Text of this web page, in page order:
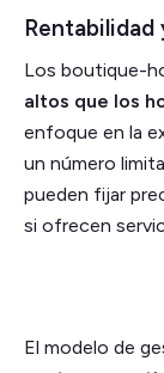
Rentabilidad
Los boutique-
altos que los
enfoque en la
un número
pueden fijar
si ofrecen
El modelo de